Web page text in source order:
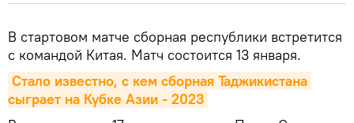
В стартовом матче сборная республики встретится
с командой Китая. Матч состоится 13 января.
Стало известно, с кем сборная Таджикистана
сыграет на Кубке Азии - 2023